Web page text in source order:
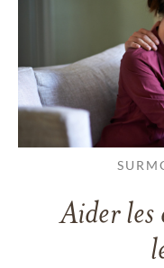
Aider les